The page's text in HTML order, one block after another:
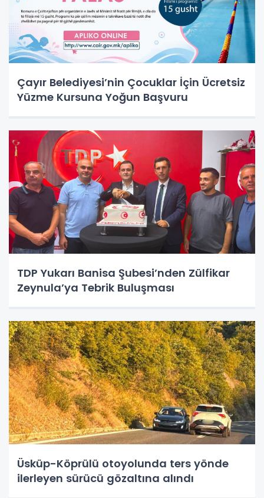
Çayır Belediyesi’nin Çocuklar İçin Ücretsiz
Yüzme Kursuna Yoğun Başvuru
TDP Yukarı Banisa Şubesi’nden Zülfikar
Zeynula’ya Tebrik Buluşması
Üsküp-Köprülü otoyolunda ters yönde
ilerleyen sürücü gözaltına alındı